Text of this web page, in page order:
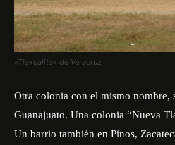
«Tlaxcalita» de Veracruz
Otra colonia con el mismo nombre,
Guanajuato. Una colonia “Nueva
Un barrio también en Pinos,